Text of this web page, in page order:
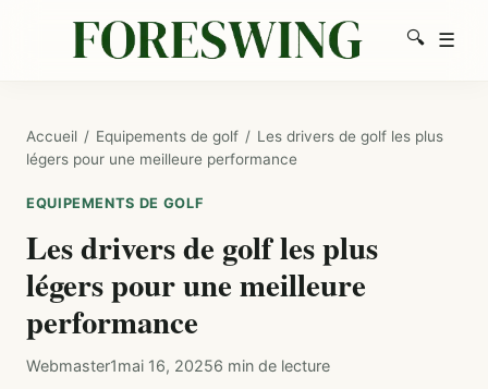
🔍
☰
Accueil / Equipements de golf / Les drivers de golf les plus
légers pour une meilleure performance
EQUIPEMENTS DE GOLF
Les drivers de golf les plus
légers pour une meilleure
performance
Webmaster1mai 16, 20256 min de lecture